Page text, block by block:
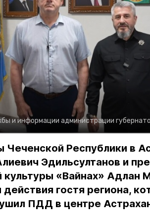
и информации администрации
Чеченской Республики в
Эдильсултанов и
«Вайнах» Адлан
действия гостя региона,
ПДД в центре